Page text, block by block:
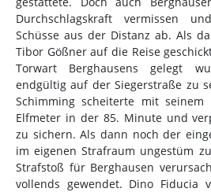
Durchschlagskraft vermissen
Schüsse aus der Distanz ab. Als
Tibor Gößner auf die Reise
Torwart Berghausens gelegt
endgültig auf der Siegerstraße zu
Schimming scheiterte mit seinem
Elfmeter in der 85. Minute und
zu sichern. Als dann noch der
im eigenen Strafraum ungestüm
Strafstoß für Berghausen
vollends gewendet. Dino Fiducia